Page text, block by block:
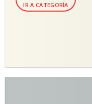
IR A CATEGORÍA